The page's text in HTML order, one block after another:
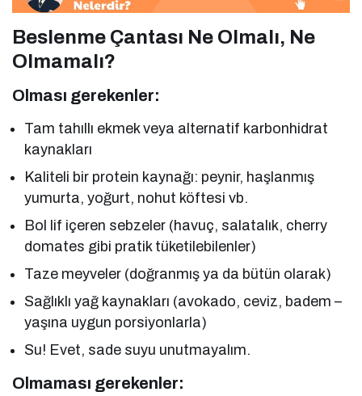
Beslenme Çantası Ne Olmalı, Ne
Olmamalı?
Olması gerekenler:
Tam tahıllı ekmek veya alternatif karbonhidrat
kaynakları
Kaliteli bir protein kaynağı: peynir, haşlanmış
yumurta, yoğurt, nohut köftesi vb.
Bol lif içeren sebzeler (havuç, salatalık, cherry
domates gibi pratik tüketilebilenler)
Taze meyveler (doğranmış ya da bütün olarak)
Sağlıklı yağ kaynakları (avokado, ceviz, badem –
yaşına uygun porsiyonlarla)
Su! Evet, sade suyu unutmayalım.
Olmaması gerekenler: